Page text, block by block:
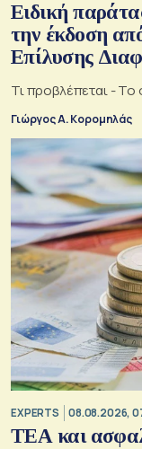
Ειδική
την έκδοση
Επίλυσης
Τι προβλέπεται - Το
Γιώργος Α. Κορομηλάς
EXPERTS 08.08.2026,
ΤΕΑ και